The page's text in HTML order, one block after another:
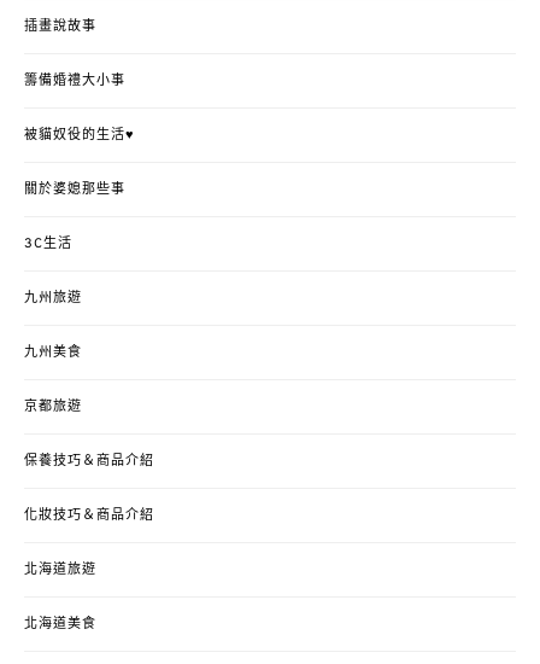
插畫說故事
籌備婚禮大小事
被貓奴役的生活♥
關於婆媳那些事
3C生活
九州旅遊
九州美食
京都旅遊
保養技巧＆商品介紹
化妝技巧＆商品介紹
北海道旅遊
北海道美食